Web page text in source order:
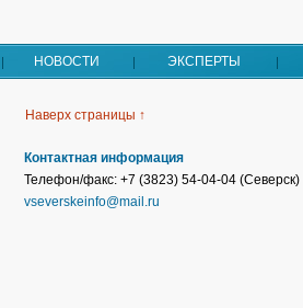
НОВОСТИ ЭКСПЕРТЫ
Наверх страницы ↑
Контактная информация
Телефон/факс: +7 (3823) 54-04-04 (Северск)
vseverskeinfo@mail.ru